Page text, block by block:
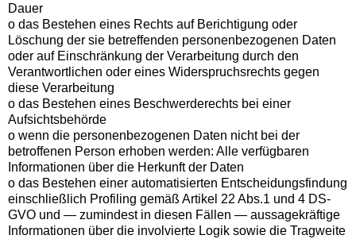
Dauer
o das Bestehen eines Rechts auf Berichtigung oder
Löschung der sie betreffenden personenbezogenen Daten
oder auf Einschränkung der Verarbeitung durch den
Verantwortlichen oder eines Widerspruchsrechts gegen
diese Verarbeitung
o das Bestehen eines Beschwerderechts bei einer
Aufsichtsbehörde
o wenn die personenbezogenen Daten nicht bei der
betroffenen Person erhoben werden: Alle verfügbaren
Informationen über die Herkunft der Daten
o das Bestehen einer automatisierten Entscheidungsfindung
einschließlich Profiling gemäß Artikel 22 Abs.1 und 4 DS-
GVO und — zumindest in diesen Fällen — aussagekräftige
Informationen über die involvierte Logik sowie die Tragweite